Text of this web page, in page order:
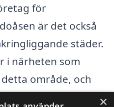
för
är det också
städer.
i närheten som
område, och
×